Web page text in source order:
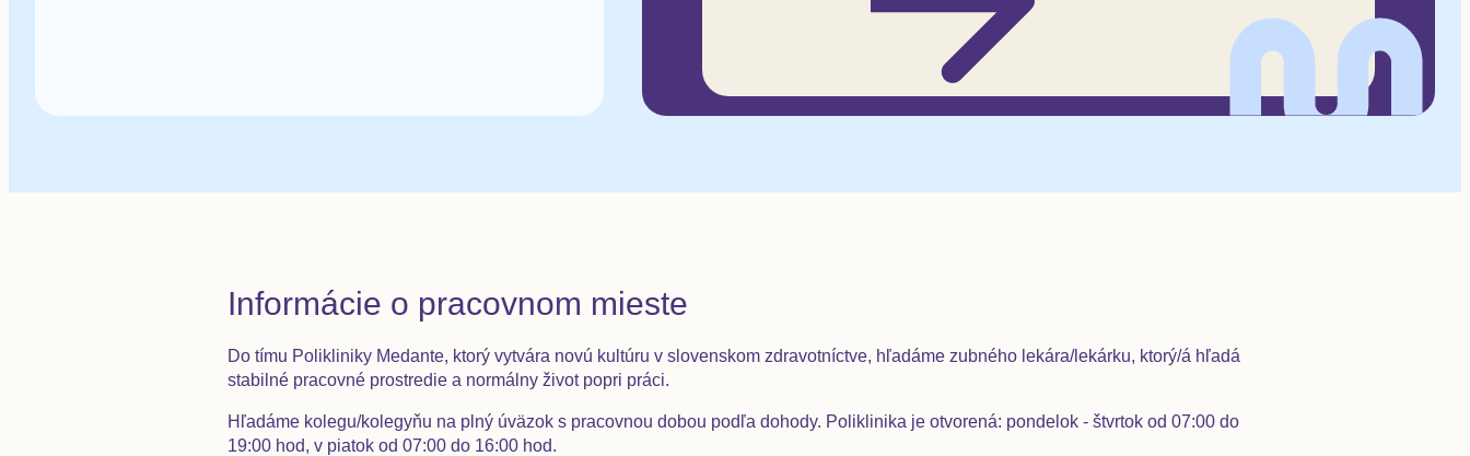
Informácie o pracovnom mieste
Do tímu Polikliniky Medante, ktorý vytvára novú kultúru v slovenskom zdravotníctve, hľadáme zubného lekára/lekárku, ktorý/á hľadá
stabilné pracovné prostredie a normálny život popri práci.
Hľadáme kolegu/kolegyňu na plný úväzok s pracovnou dobou podľa dohody. Poliklinika je otvorená: pondelok - štvrtok od 07:00 do
19:00 hod, v piatok od 07:00 do 16:00 hod.